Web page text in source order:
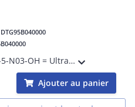
DTG95B040000
US18-PA-5-N03-OH = Ultrasonic M18 axial - PNP/NPN- M12
Ajouter au panier